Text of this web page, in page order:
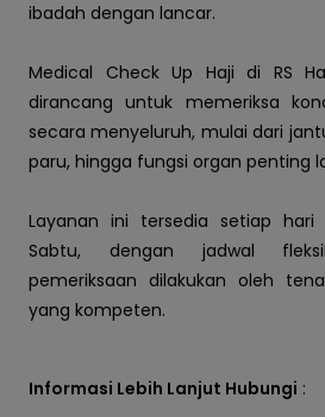
ibadah dengan lancar.
Medical Check Up Haji di RS
dirancang untuk memeriksa
secara menyeluruh, mulai dari
paru, hingga fungsi organ penting
Layanan ini tersedia setiap hari
Sabtu, dengan jadwal
pemeriksaan dilakukan oleh
yang kompeten.
Informasi Lebih Lanjut Hubungi :